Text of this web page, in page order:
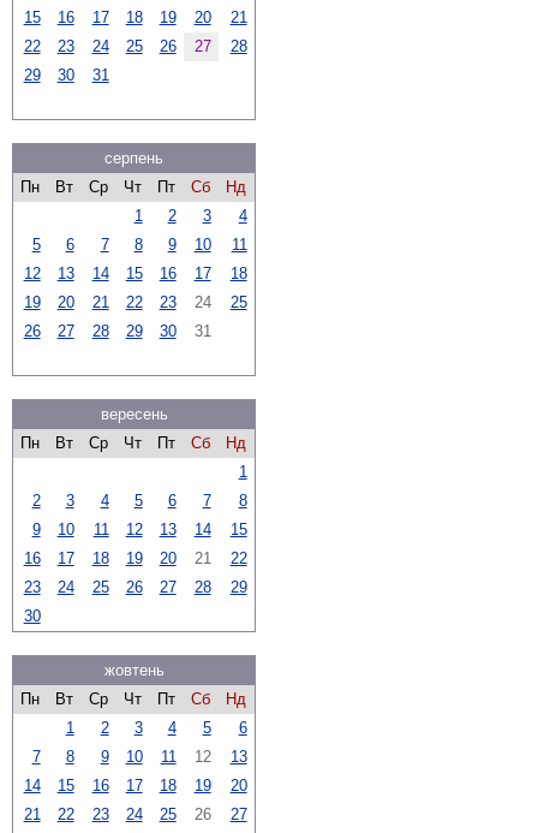
15
16 17 18 19 20
21
22
23 24 25 26 27
28
29
30 31
серпень
Пн
Вт Ср Чт Пт Сб
Нд
1
2 3
4
5
6 7 8 9 10
11
12
13 14 15 16 17
18
19
20 21 22 23 24
25
26
27 28 29 30 31
вересень
Пн
Вт Ср Чт Пт Сб
Нд
1
2
3 4 5 6 7
8
9
10 11 12 13 14
15
16
17 18 19 20 21
22
23
24 25 26 27 28
29
30
жовтень
Пн
Вт Ср Чт Пт Сб
Нд
1
2 3 4 5
6
7
8 9 10 11 12
13
14
15 16 17 18 19
20
21
22 23 24 25 26
27